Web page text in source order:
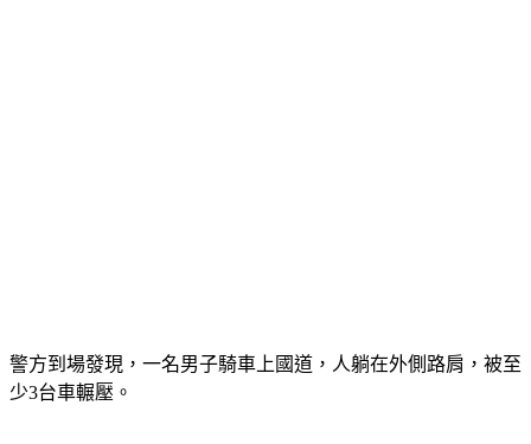
警方到場發現，一名男子騎車上國道，人躺在外側路肩，被至
少3台車輾壓。